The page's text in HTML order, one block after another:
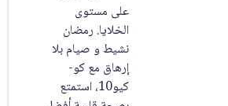
على مستوى
الخلايا. رمضان
نشيط و صيام بلا
إرهاق مع كو-
كيو10، استمتع